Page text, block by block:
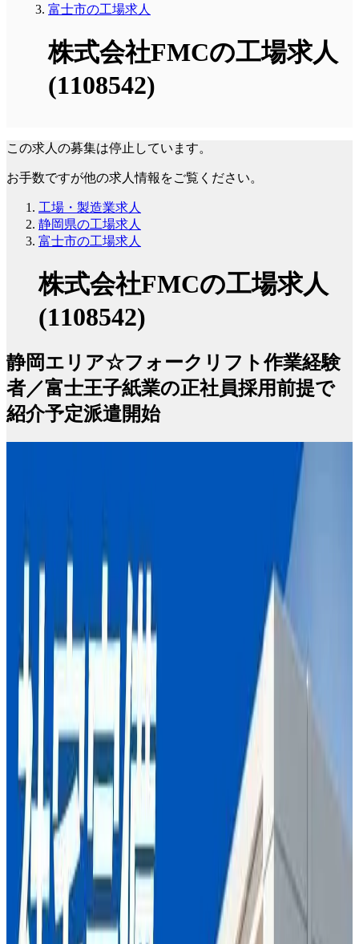
富士市の工場求人
株式会社FMCの工場求人
(1108542)
この求人の募集は停止しています。
お手数ですが他の求人情報をご覧ください。
工場・製造業求人
静岡県の工場求人
富士市の工場求人
株式会社FMCの工場求人
(1108542)
静岡エリア☆フォークリフト作業経験
者／富士王子紙業の正社員採用前提で
紹介予定派遣開始